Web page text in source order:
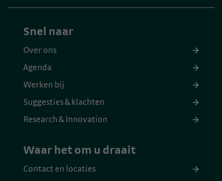
Snel naar
Over ons
Agenda
Werken bij
Suggesties & klachten
Research & Innovation
Waar het om u draait
Contact en locaties